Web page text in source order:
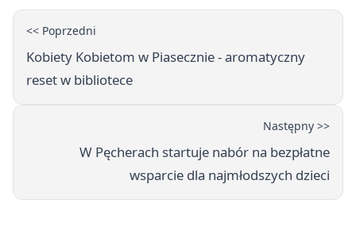
<< Poprzedni
Kobiety Kobietom w Piasecznie - aromatyczny
reset w bibliotece
Następny >>
W Pęcherach startuje nabór na bezpłatne
wsparcie dla najmłodszych dzieci